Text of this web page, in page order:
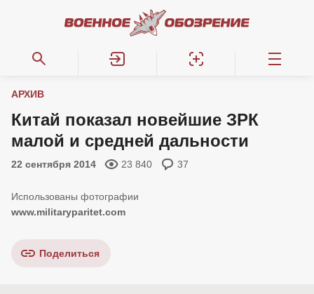
АРХИВ
Китай показал новейшие ЗРК
малой и средней дальности
22 сентября 2014 23 840 37
www.militaryparitet.com
Поделиться